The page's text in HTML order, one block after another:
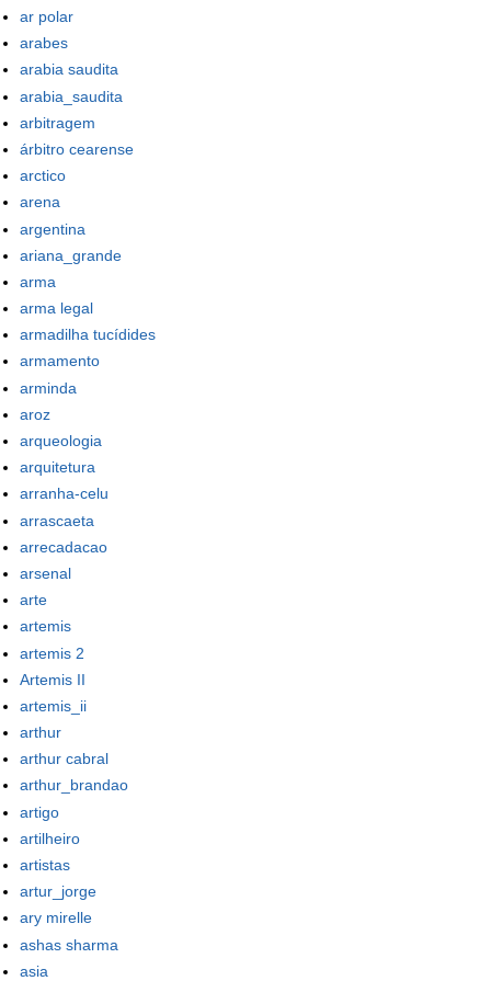
ar polar
arabes
arabia saudita
arabia_saudita
arbitragem
árbitro cearense
arctico
arena
argentina
ariana_grande
arma
arma legal
armadilha tucídides
armamento
arminda
aroz
arqueologia
arquitetura
arranha-celu
arrascaeta
arrecadacao
arsenal
arte
artemis
artemis 2
Artemis II
artemis_ii
arthur
arthur cabral
arthur_brandao
artigo
artilheiro
artistas
artur_jorge
ary mirelle
ashas sharma
asia